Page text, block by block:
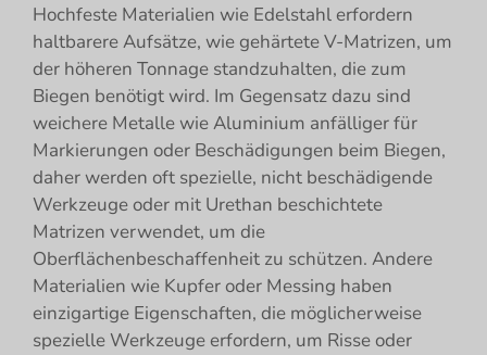
Hochfeste Materialien wie Edelstahl erfordern
haltbarere Aufsätze, wie gehärtete V-Matrizen, um
der höheren Tonnage standzuhalten, die zum
Biegen benötigt wird. Im Gegensatz dazu sind
weichere Metalle wie Aluminium anfälliger für
Markierungen oder Beschädigungen beim Biegen,
daher werden oft spezielle, nicht beschädigende
Werkzeuge oder mit Urethan beschichtete
Matrizen verwendet, um die
Oberflächenbeschaffenheit zu schützen. Andere
Materialien wie Kupfer oder Messing haben
einzigartige Eigenschaften, die möglicherweise
spezielle Werkzeuge erfordern, um Risse oder